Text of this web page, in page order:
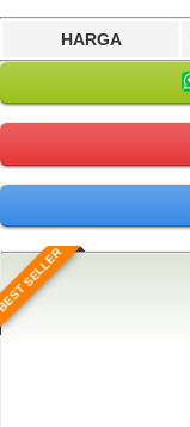
HARGA
SELLER